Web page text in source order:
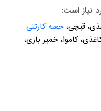
نیاز است:
قیچی، جعبه کارتنی
کاموا، خمیر بازی،